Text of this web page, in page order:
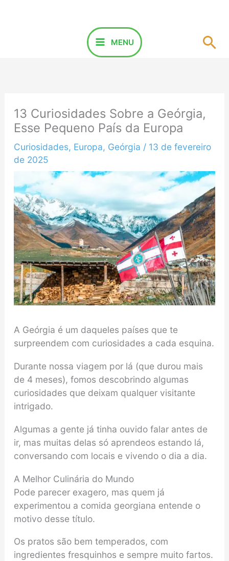
MENU
13 Curiosidades Sobre a Geórgia,
Esse Pequeno País da Europa
Curiosidades, Europa, Geórgia / 13 de fevereiro
de 2025
A Geórgia é um daqueles países que te
surpreendem com curiosidades a cada esquina.
Durante nossa viagem por lá (que durou mais
de 4 meses), fomos descobrindo algumas
curiosidades que deixam qualquer visitante
intrigado.
Algumas a gente já tinha ouvido falar antes de
ir, mas muitas delas só aprendeos estando lá,
conversando com locais e vivendo o dia a dia.
A Melhor Culinária do Mundo
Pode parecer exagero, mas quem já
experimentou a comida georgiana entende o
motivo desse título.
Os pratos são bem temperados, com
ingredientes fresquinhos e sempre muito fartos.